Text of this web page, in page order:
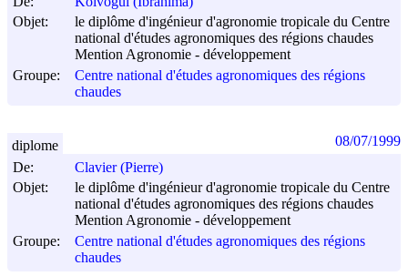
Objet:
le diplôme d'ingénieur d'agronomie tropicale du Centre
national d'études agronomiques des régions chaudes
Mention Agronomie - développement
Groupe:
Centre national d'études agronomiques des régions
chaudes
De:
Clavier (Pierre)
Objet:
le diplôme d'ingénieur d'agronomie tropicale du Centre
national d'études agronomiques des régions chaudes
Mention Agronomie - développement
Groupe:
Centre national d'études agronomiques des régions
chaudes
diplome 08/07/1999